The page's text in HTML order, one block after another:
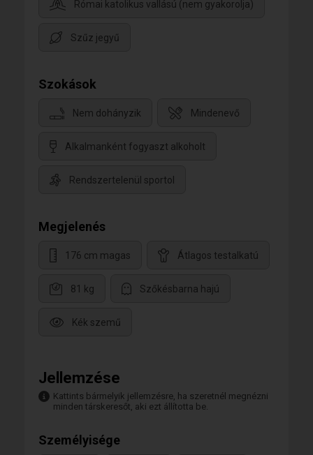
Római katolikus vallású (nem gyakorolja)
Szűz jegyű
Szokások
Nem dohányzik Mindenevő
Alkalmanként fogyaszt alkoholt
Rendszertelenül sportol
Megjelenés
176 cm magas Átlagos testalkatú
81 kg Szőkésbarna hajú
Kék szemű
Jellemzése
Kattints bármelyik jellemzésre, ha szeretnél megnézni
minden társkeresőt, aki ezt állította be.
Személyisége